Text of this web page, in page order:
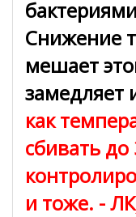
Снижение
мешает
замедляет
как
сбивать до
и тоже. -